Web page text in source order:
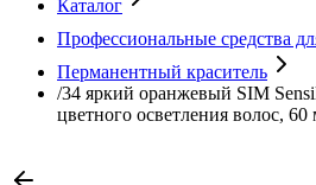
Каталог
Профессиональные средства
Перманентный краситель
/34 яркий оранжевый SIM
цветного осветления волос, 60